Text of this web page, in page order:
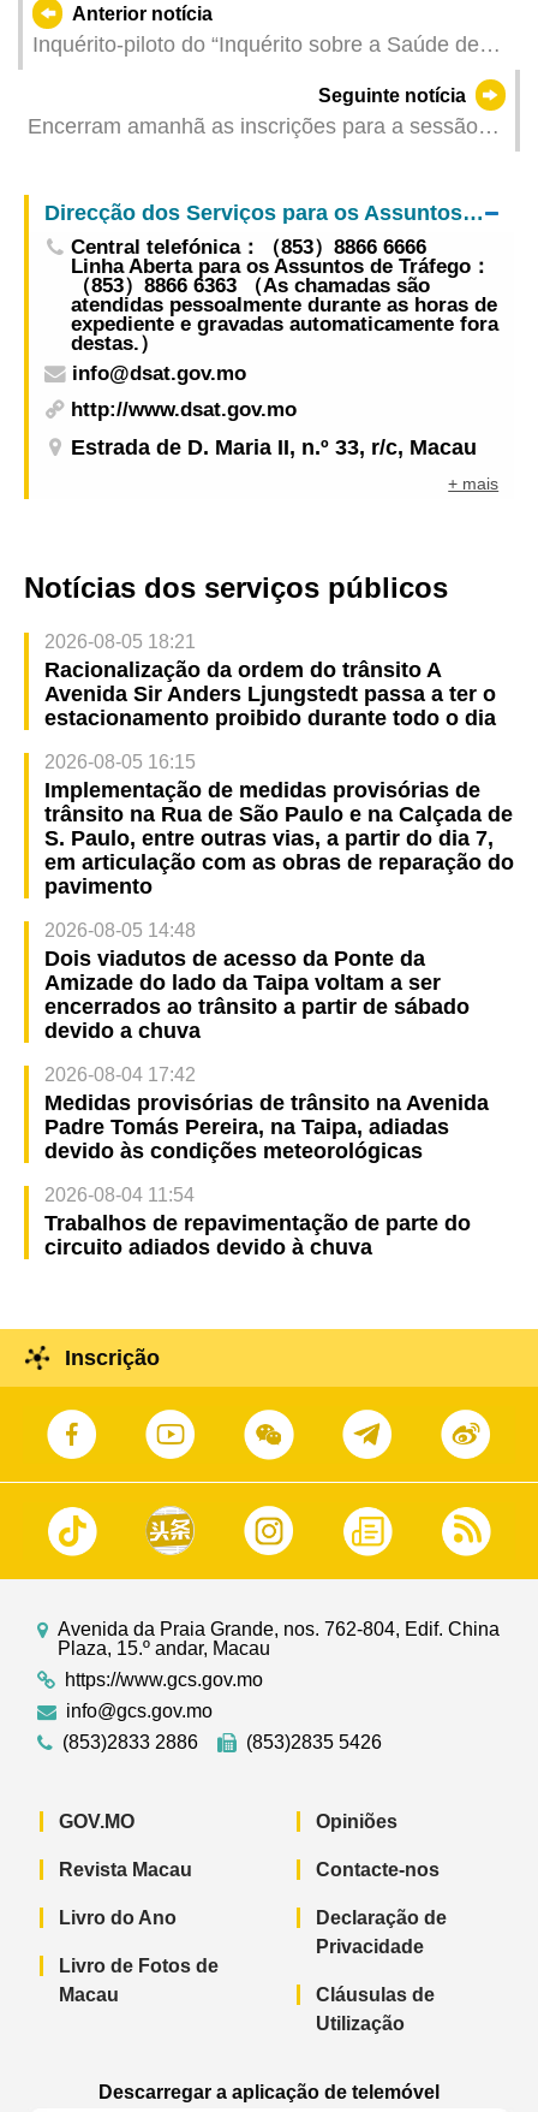
Anterior notícia
Inquérito-piloto do “Inquérito sobre a Saúde de
Seguinte notícia
Encerram amanhã as inscrições para a sessão
Direcção dos Serviços para os Assuntos de Tráfego
Central telefónica：（853）8866 6666
Linha Aberta para os Assuntos de Tráfego：
（853）8866 6363 （As chamadas são
atendidas pessoalmente durante as horas de
expediente e gravadas automaticamente fora
destas.）
info@dsat.gov.mo
http://www.dsat.gov.mo
Estrada de D. Maria II, n.º 33, r/c, Macau
+ mais
Notícias dos serviços públicos
2026-08-05 18:21
Racionalização da ordem do trânsito A
Avenida Sir Anders Ljungstedt passa a ter o
estacionamento proibido durante todo o dia
2026-08-05 16:15
Implementação de medidas provisórias de
trânsito na Rua de São Paulo e na Calçada de
S. Paulo, entre outras vias, a partir do dia 7,
em articulação com as obras de reparação do
pavimento
2026-08-05 14:48
Dois viadutos de acesso da Ponte da
Amizade do lado da Taipa voltam a ser
encerrados ao trânsito a partir de sábado
devido a chuva
2026-08-04 17:42
Medidas provisórias de trânsito na Avenida
Padre Tomás Pereira, na Taipa, adiadas
devido às condições meteorológicas
2026-08-04 11:54
Trabalhos de repavimentação de parte do
circuito adiados devido à chuva
Inscrição
Avenida da Praia Grande, nos. 762-804, Edif. China
Plaza, 15.º andar, Macau
https://www.gcs.gov.mo
info@gcs.gov.mo
(853)2833 2886
(853)2835 5426
GOV.MO
Revista Macau
Livro do Ano
Livro de Fotos de
Macau
Opiniões
Contacte-nos
Declaração de
Privacidade
Cláusulas de
Utilização
Descarregar a aplicação de telemóvel